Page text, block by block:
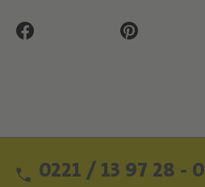
0221 / 13 97 28 - 0